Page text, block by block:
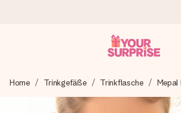
Wir bereiten dein Geschenk sorgfältig
blitzschnell – damit du es genau zum
überreichen kannst, wenn es am meisten
Home Trinkgefäße Trinkflasche Mepal